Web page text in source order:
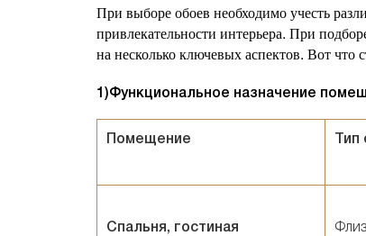
При выборе обоев необходимо учесть
привлекательности интерьера. При
на несколько ключевых аспектов. Вот что
1)Функциональное назначение
Помещение
Спальня, гостиная